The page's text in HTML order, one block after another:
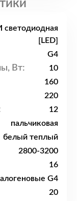
светодиодная
[LED]
G4
Вт: 10
160
220
12
пальчиковая
белый теплый
2800-3200
16
G4
20